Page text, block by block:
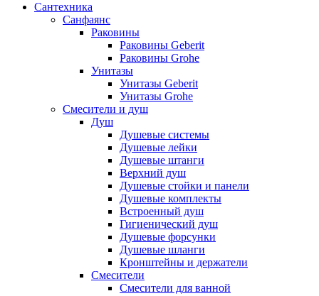
Сантехника
Санфаянс
Раковины
Раковины Geberit
Раковины Grohe
Унитазы
Унитазы Geberit
Унитазы Grohe
Смесители и душ
Душ
Душевые системы
Душевые лейки
Душевые штанги
Верхний душ
Душевые стойки и панели
Душевые комплекты
Встроенный душ
Гигиенический душ
Душевые форсунки
Душевые шланги
Кронштейны и держатели
Смесители
Смесители для ванной